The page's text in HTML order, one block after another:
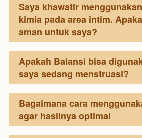
Saya khawatir
kimia pada area intim.
aman untuk saya?
Apakah Balansi bisa
saya sedang menstruasi?
Bagaimana cara
agar hasilnya optimal